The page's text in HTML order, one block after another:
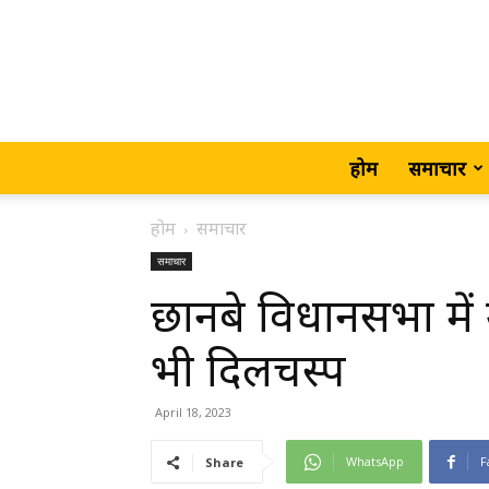
होम समाचार
होम समाचार
समाचार
छानबे विधानसभा
भी दिलचस्प
April 18, 2023
Share WhatsApp